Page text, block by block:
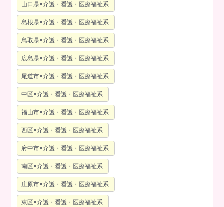
山口県×介護・看護・医療福祉系
島根県×介護・看護・医療福祉系
鳥取県×介護・看護・医療福祉系
広島県×介護・看護・医療福祉系
尾道市×介護・看護・医療福祉系
中区×介護・看護・医療福祉系
福山市×介護・看護・医療福祉系
西区×介護・看護・医療福祉系
府中市×介護・看護・医療福祉系
南区×介護・看護・医療福祉系
庄原市×介護・看護・医療福祉系
東区×介護・看護・医療福祉系